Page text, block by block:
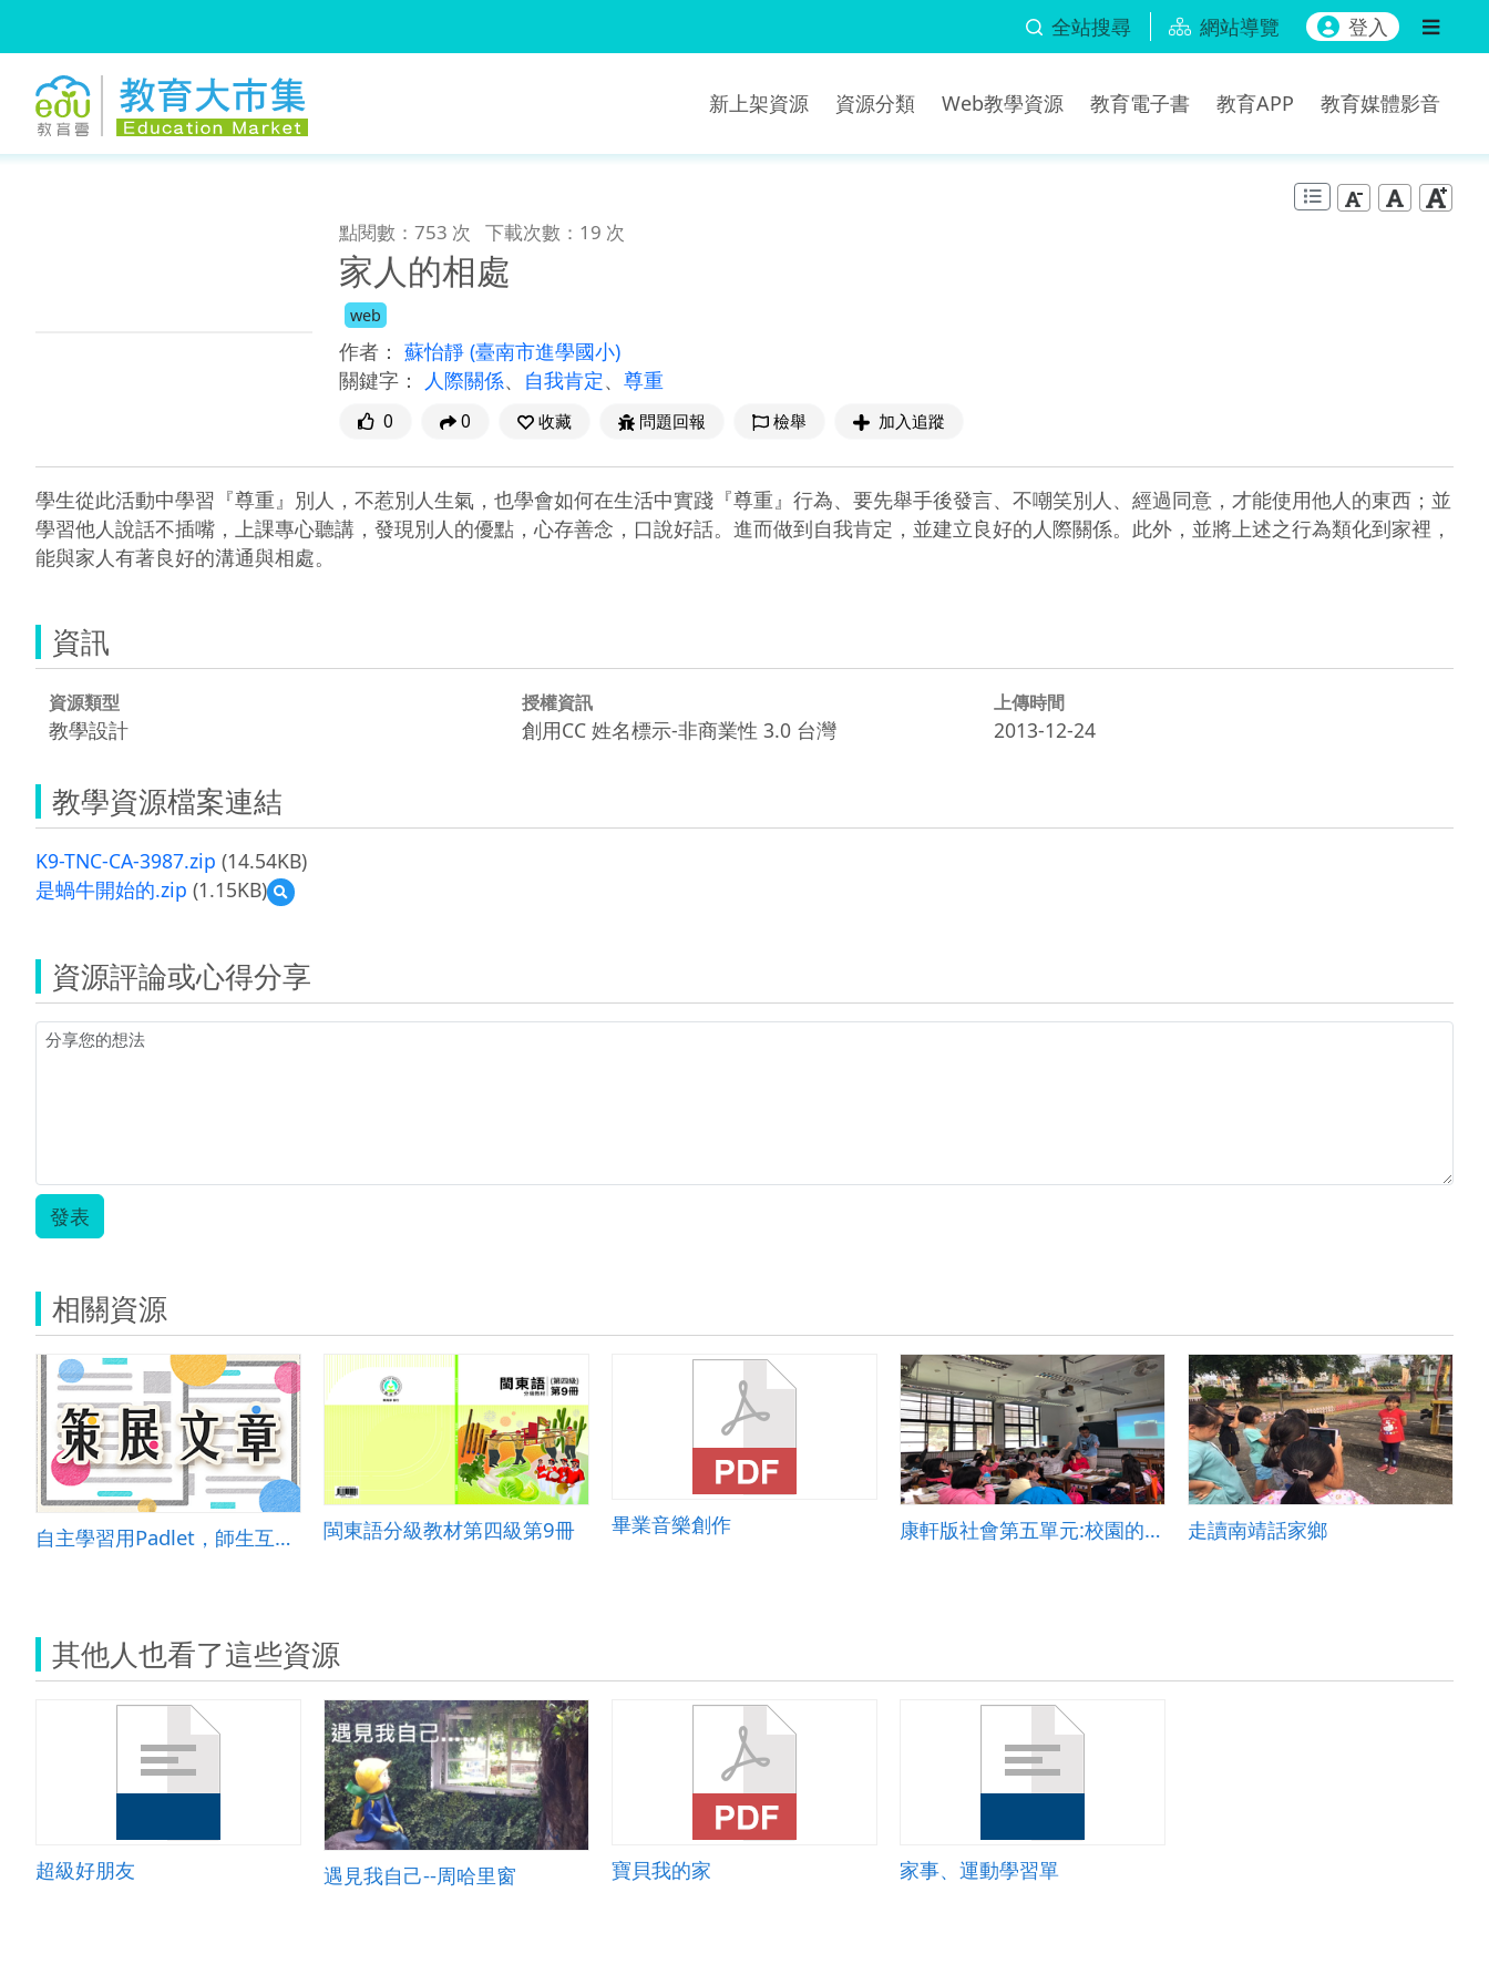
全站搜尋 網站導覽 登入
新上架資源 資源分類 Web教學資源 教育電子書 教育APP 教育媒體影音
點閱數：753 次 下載次數：19 次
家人的相處
web
作者： 蘇怡靜 (臺南市進學國小)
關鍵字：
人際關係、 自我肯定、 尊重
0 0 收藏 問題回報 檢舉 加入追蹤
學生從此活動中學習『尊重』別人，不惹別人生氣，也學會如何在生活中實踐『尊重』行為、要先舉手後發言、不嘲笑別人、經過同意，才能使用他人的東西；並
學習他人說話不插嘴，上課專心聽講，發現別人的優點，心存善念，口說好話。進而做到自我肯定，並建立良好的人際關係。此外，並將上述之行為類化到家裡，
能與家人有著良好的溝通與相處。
資訊
資源類型
教學設計
授權資訊
創用CC 姓名標示-非商業性 3.0 台灣
上傳時間
2013-12-24
教學資源檔案連結
K9-TNC-CA-3987.zip (14.54KB)
是蝸牛開始的.zip (1.15KB)
預
覽
牛
開
始
資源評論或心得分享
發表
相關資源
自主學習用Padlet，師生互動不會累 閩東語分級教材第四級第9冊 畢業音樂創作 康軒版社會第五單元:校園的人際關係 走讀南靖話家鄉
其他人也看了這些資源
超級好朋友 遇見我自己--周哈里窗 寶貝我的家 家事、運動學習單